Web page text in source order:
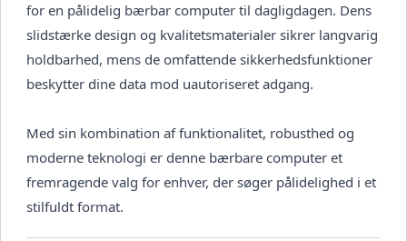
for en pålidelig bærbar computer til dagligdagen. Dens
slidstærke design og kvalitetsmaterialer sikrer langvarig
holdbarhed, mens de omfattende sikkerhedsfunktioner
beskytter dine data mod uautoriseret adgang.
Med sin kombination af funktionalitet, robusthed og
moderne teknologi er denne bærbare computer et
fremragende valg for enhver, der søger pålidelighed i et
stilfuldt format.